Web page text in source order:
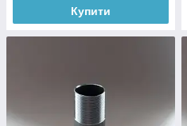
Купити